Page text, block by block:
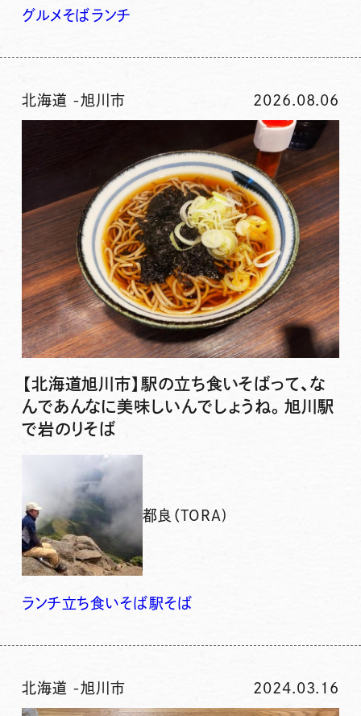
グルメそばランチ
北海道 -旭川市 2026.08.06
【北海道旭川市】駅の立ち食いそばって、な
んであんなに美味しいんでしょうね。旭川駅
で岩のりそば
都良（TORA)
ランチ立ち食いそば駅そば
北海道 -旭川市 2024.03.16